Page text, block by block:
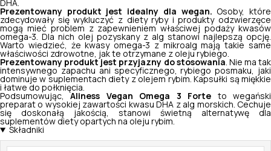
DHA.
Prezentowany produkt jest idealny dla wegan. Osoby, które
zdecydowały się wykluczyć z diety ryby i produkty odzwierzęce
mogą mieć problem z zapewnieniem właściwej podaży kwasów
omega-3. Dla nich olej pozyskany z alg stanowi najlepszą opcję.
Warto wiedzieć, że kwasy omega-3 z mikroalg mają takie same
właściwości zdrowotne, jak te otrzymane z oleju rybiego.
Prezentowany produkt jest przyjazny do stosowania . Nie ma tak
intensywnego zapachu ani specyficznego, rybiego posmaku, jaki
dominuje w suplementach diety z olejem rybim. Kapsułki są miękkie
i łatwe do połknięcia.
Podsumowując,
Aliness Vegan Omega 3 Forte to wegański
preparat o wysokiej zawartości kwasu DHA z alg morskich. Cechuje
się doskonałą jakością, stanowi świetną alternatywę dla
suplementów diety opartych na oleju rybim.
Składniki